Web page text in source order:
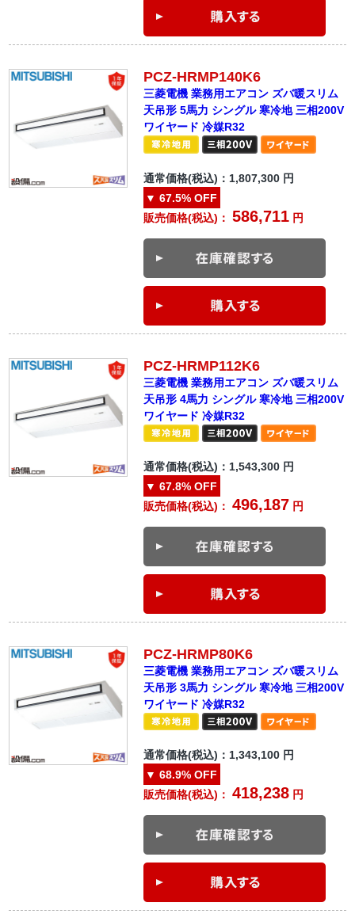
PCZ-HRMP140K6
三菱電機 業務用エアコン ズバ暖スリム
天吊形 5馬力 シングル 寒冷地 三相200V
ワイヤード 冷媒R32
通常価格(税込)： 1,807,300 円
▼ 67.5% OFF
販売価格(税込)：586,711 円
PCZ-HRMP112K6
三菱電機 業務用エアコン ズバ暖スリム
天吊形 4馬力 シングル 寒冷地 三相200V
ワイヤード 冷媒R32
通常価格(税込)： 1,543,300 円
▼ 67.8% OFF
販売価格(税込)：496,187 円
PCZ-HRMP80K6
三菱電機 業務用エアコン ズバ暖スリム
天吊形 3馬力 シングル 寒冷地 三相200V
ワイヤード 冷媒R32
通常価格(税込)：1,343,100 円
▼ 68.9% OFF
販売価格(税込)：418,238 円